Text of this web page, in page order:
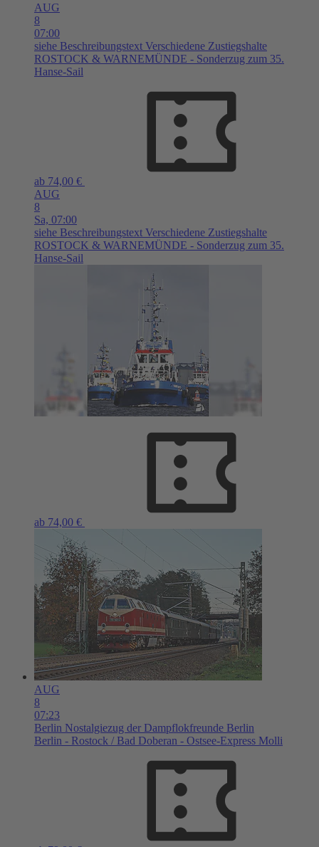
AUG
8
07:00
siehe Beschreibungstext Verschiedene Zustiegshalte
ROSTOCK & WARNEMÜNDE - Sonderzug zum 35.
Hanse-Sail
ab 74,00 €
AUG
8
Sa, 07:00
siehe Beschreibungstext Verschiedene Zustiegshalte
ROSTOCK & WARNEMÜNDE - Sonderzug zum 35.
Hanse-Sail
ab 74,00 €
AUG
8
07:23
Berlin Nostalgiezug der Dampflokfreunde Berlin
Berlin - Rostock / Bad Doberan - Ostsee-Express Molli